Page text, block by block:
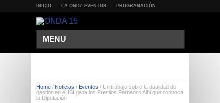
INICIO LA ONDA EVENTOS PROGRAMACIÓN
MENU
Home / Noticias / Eventos / Un trabajo sobre la dualidad de
gestión en el IBI gana los Premios Fernando Albi que convoca
la Diputación